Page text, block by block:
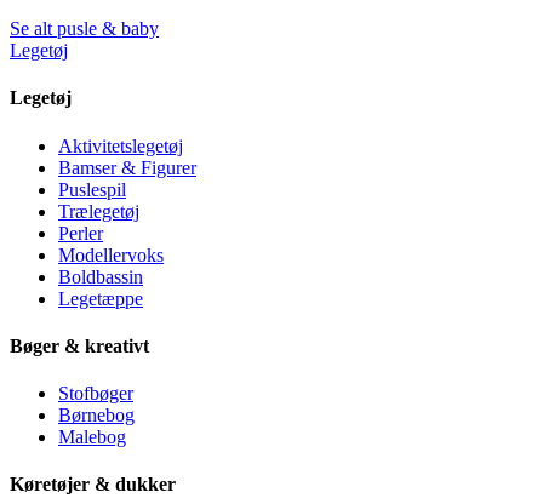
Se alt pusle & baby
Legetøj
Legetøj
Aktivitetslegetøj
Bamser & Figurer
Puslespil
Trælegetøj
Perler
Modellervoks
Boldbassin
Legetæppe
Bøger & kreativt
Stofbøger
Børnebog
Malebog
Køretøjer & dukker